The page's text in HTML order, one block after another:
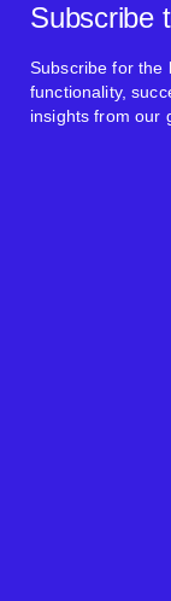
Subscribe
Subscribe for the
functionality,
insights from our